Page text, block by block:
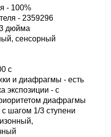
- 100%
- 2359296
дюйма
сенсорный
c
и диафрагмы - есть
экспозиции - с
диафрагмы
шагом 1/3 ступени